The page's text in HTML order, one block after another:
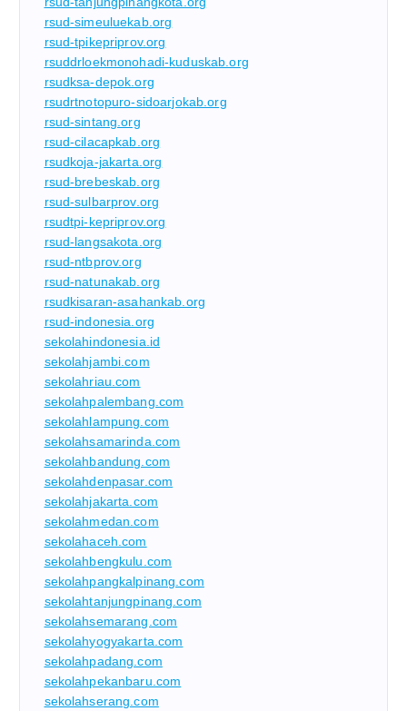
rsud-simeuluekab.org
rsud-tpikepriprov.org
rsuddrloekmonohadi-kuduskab.org
rsudksa-depok.org
rsudrtnotopuro-sidoarjokab.org
rsud-sintang.org
rsud-cilacapkab.org
rsudkoja-jakarta.org
rsud-brebeskab.org
rsud-sulbarprov.org
rsudtpi-kepriprov.org
rsud-langsakota.org
rsud-ntbprov.org
rsud-natunakab.org
rsudkisaran-asahankab.org
rsud-indonesia.org
sekolahindonesia.id
sekolahjambi.com
sekolahriau.com
sekolahpalembang.com
sekolahlampung.com
sekolahsamarinda.com
sekolahbandung.com
sekolahdenpasar.com
sekolahjakarta.com
sekolahmedan.com
sekolahaceh.com
sekolahbengkulu.com
sekolahpangkalpinang.com
sekolahtanjungpinang.com
sekolahsemarang.com
sekolahyogyakarta.com
sekolahpadang.com
sekolahpekanbaru.com
sekolahserang.com